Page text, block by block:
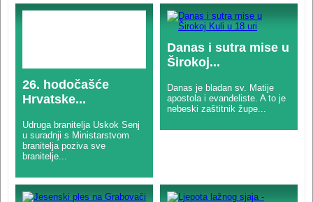
26. hodočašće
Hrvatske...
Udruga branitelja Uskok Senj
u suradnji s Ministarstvom
branitelja poziva sve
branitelje...
Danas i sutra mise u
Širokoj...
Danas je bladan sv. Matije
apostola i evanđeliste. A to je
nebeski zaštitnik župe...